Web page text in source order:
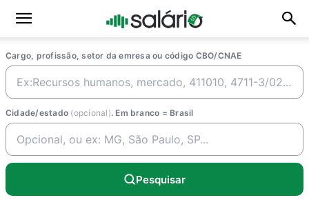
Cargo, profissão, setor da emresa ou código CBO/CNAE
Cidade/estado (opcional). Em branco = Brasil
Pesquisar